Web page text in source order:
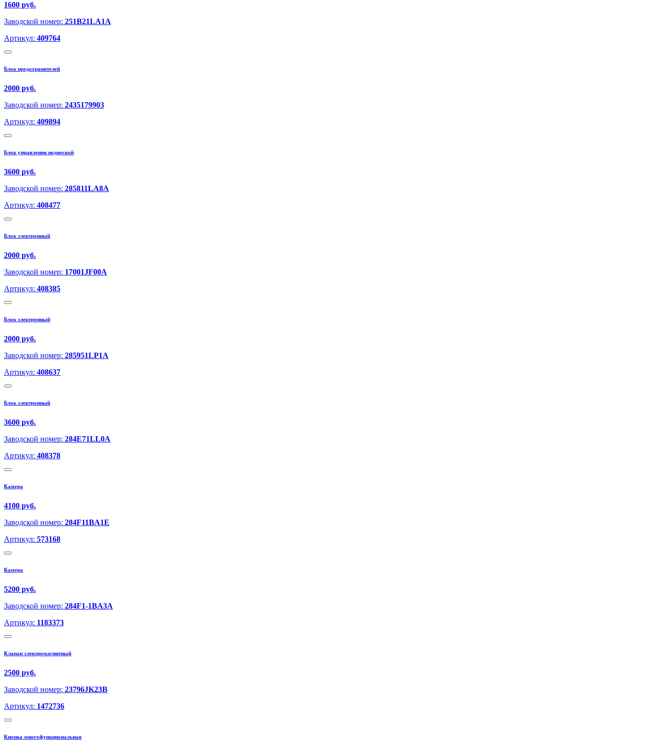
1600 руб.
Заводской номер: 251B21LA1A
Артикул: 409764
Блок предохранителей
2000 руб.
Заводской номер: 2435179903
Артикул: 409894
Блок управления подвеской
3600 руб.
Заводской номер: 285811LA8A
Артикул: 408477
Блок электронный
2000 руб.
Заводской номер: 17001JF00A
Артикул: 408385
Блок электронный
2000 руб.
Заводской номер: 285951LP1A
Артикул: 408637
Блок электронный
3600 руб.
Заводской номер: 284E71LL0A
Артикул: 408378
Камера
4100 руб.
Заводской номер: 284F11BA1E
Артикул: 573168
Камера
5200 руб.
Заводской номер: 284F1-1BA3A
Артикул: 1183373
Клапан электромагнитный
2500 руб.
Заводской номер: 23796JK23B
Артикул: 1472736
Кнопка многофункциональная